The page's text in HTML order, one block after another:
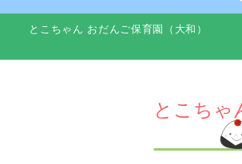
とこちゃん おだんご保育園（大和）
とこちゃ